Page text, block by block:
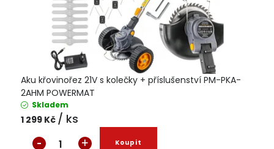
Aku křovinořez 21V s kolečky + příslušenství PM-PKA-
2AHM POWERMAT
Skladem
1 299 Kč / ks